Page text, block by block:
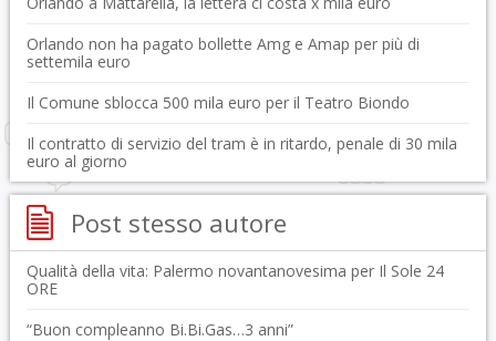
Orlando non ha pagato bollette Amg e Amap per più di
settemila euro
Il Comune sblocca 500 mila euro per il Teatro Biondo
Il contratto di servizio del tram è in ritardo, penale di 30 mila
euro al giorno
Post stesso autore
Qualità della vita: Palermo novantanovesima per Il Sole 24
ORE
“Buon compleanno Bi.Bi.Gas…3 anni”